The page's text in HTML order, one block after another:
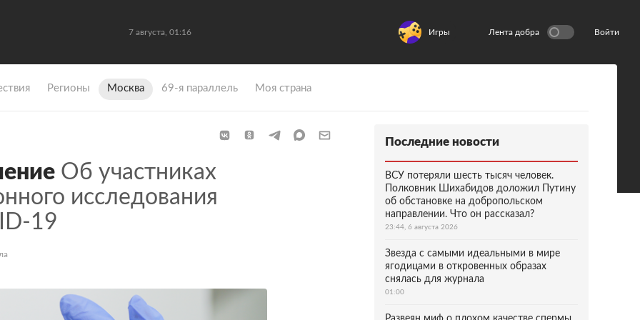
7 августа, 01:16 Игры Лента добра Войти
Регионы Москва 69-я параллель Моя страна
Об участниках
исследования
19
Последние новости
ВСУ потеряли шесть тысяч человек.
Полковник Шихабидов доложил Путину
об обстановке на добропольском
направлении. Что он рассказал?
23:44, 6 августа 2026
Звезда с самыми идеальными в мире
ягодицами в откровенных образах
снялась для журнала
01:00